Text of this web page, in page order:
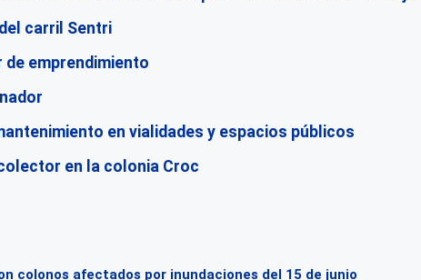
carril Sentri
emprendimiento
en vialidades y espacios públicos
en la colonia Croc
colonos afectados por inundaciones del 15 de junio